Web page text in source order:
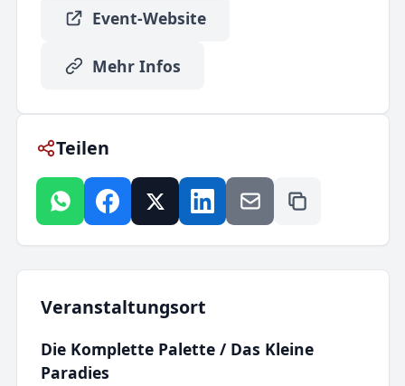
Event-Website
Mehr Infos
Teilen
Veranstaltungsort
Die Komplette Palette / Das Kleine
Paradies